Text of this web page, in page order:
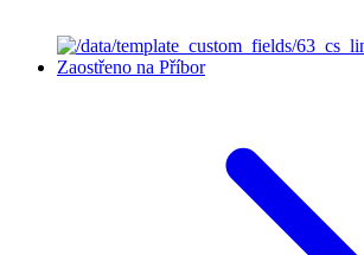
Zaostřeno na Příbor